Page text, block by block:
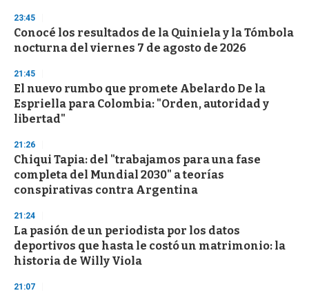
23:45
Conocé los resultados de la Quiniela y la Tómbola
nocturna del viernes 7 de agosto de 2026
21:45
El nuevo rumbo que promete Abelardo De la
Espriella para Colombia: "Orden, autoridad y
libertad"
21:26
Chiqui Tapia: del "trabajamos para una fase
completa del Mundial 2030" a teorías
conspirativas contra Argentina
21:24
La pasión de un periodista por los datos
deportivos que hasta le costó un matrimonio: la
historia de Willy Viola
21:07